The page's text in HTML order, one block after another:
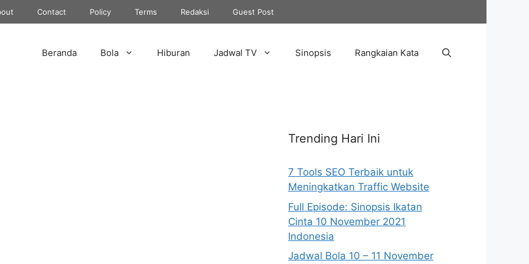
Contact Policy Terms Redaksi Guest Post
Beranda Bola Hiburan Jadwal TV Sinopsis Rangkaian Kata
Trending Hari Ini
7 Tools SEO Terbaik untuk
Meningkatkan Traffic Website
Full Episode: Sinopsis Ikatan
Cinta 10 November 2021
Indonesia
Jadwal Bola 10 – 11 November